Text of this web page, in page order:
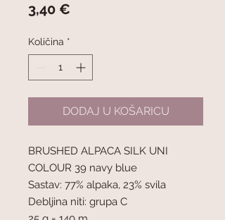
3,40 €
Količina *
DODAJ U KOŠARICU
BRUSHED ALPACA SILK UNI
COLOUR 39 navy blue
Sastav: 77% alpaka, 23% svila
Debljina niti: grupa C